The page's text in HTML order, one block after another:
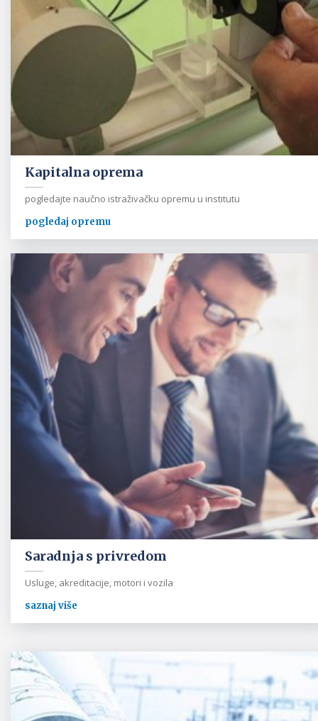
Kapitalna oprema
pogledajte naučno istraživačku opremu u institutu
pogledaj opremu
Saradnja s privredom
Usluge, akreditacije, motori i vozila
saznaj više